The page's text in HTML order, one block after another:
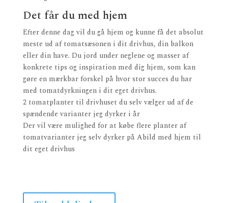
Det får du med hjem
Efter denne dag vil du gå hjem og kunne få det absolut
meste ud af tomatsæsonen i dit drivhus, din balkon
eller din have. Du jord under neglene og masser af
konkrete tips og inspiration med dig hjem, som kan
gøre en mærkbar forskel på hvor stor succes du har
med tomatdyrkningen i dit eget drivhus.
2 tomatplanter til drivhuset du selv vælger ud af de
spændende varianter jeg dyrker i år
Der vil være mulighed for at købe flere planter af
tomatvarianter jeg selv dyrker på Abild med hjem til
dit eget drivhus